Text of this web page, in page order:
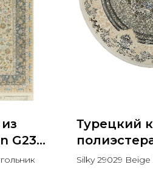
G232
Турецкий
Beige Gri
Silky 29029 Beige